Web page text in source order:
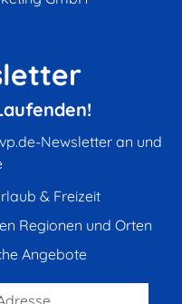
Newsletter an und
& Freizeit
Regionen und Orten
Angebote